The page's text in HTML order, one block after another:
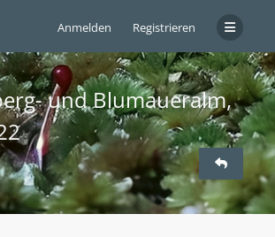
Anmelden Registrieren
und Blumaueralm,